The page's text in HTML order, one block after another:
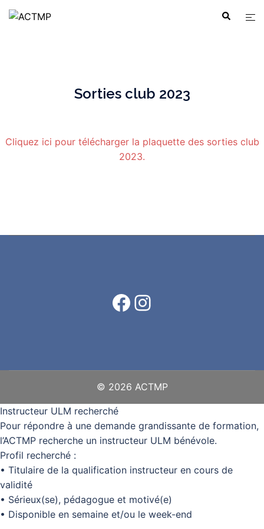
Aller
au
Sorties club 2023
Cliquez ici pour télécharger la plaquette des sorties club
2023.
Facebook
Instagram
© 2026 ACTMP
Instructeur ULM recherché
Pour répondre à une demande grandissante de formation,
l’ACTMP recherche un instructeur ULM bénévole.
Profil recherché :
• Titulaire de la qualification instructeur en cours de
validité
• Sérieux(se), pédagogue et motivé(e)
• Disponible en semaine et/ou le week-end